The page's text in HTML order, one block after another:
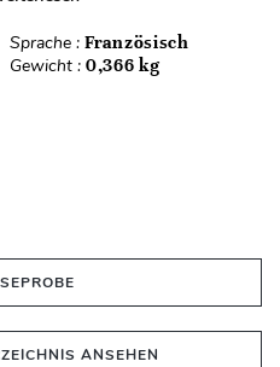
Sprache : Französisch
Gewicht : 0,366 kg
ANSEHEN